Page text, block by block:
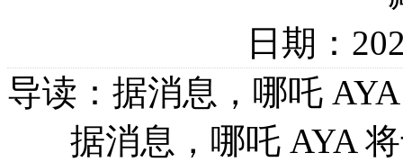
日期：
导读：据消息，哪吒
据消息，哪吒 AYA 将